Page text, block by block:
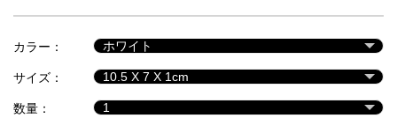
セ
ル
品
カラー：
サイズ：
数量：